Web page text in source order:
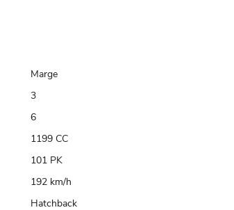
Marge
3
6
1199 CC
101 PK
192 km/h
Hatchback